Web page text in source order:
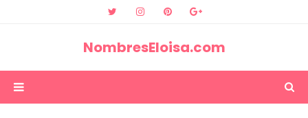
NombresEloisa.com